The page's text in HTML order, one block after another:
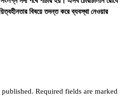
বিষয়ে তদন্ত করে ব্যবস্থা নেওয়ার
Required fields are marked